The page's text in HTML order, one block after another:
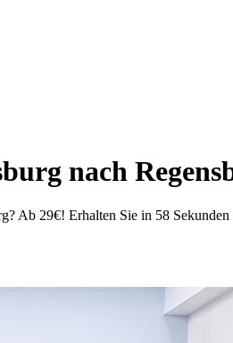
nach
Ab 29€! Erhalten Sie in 58